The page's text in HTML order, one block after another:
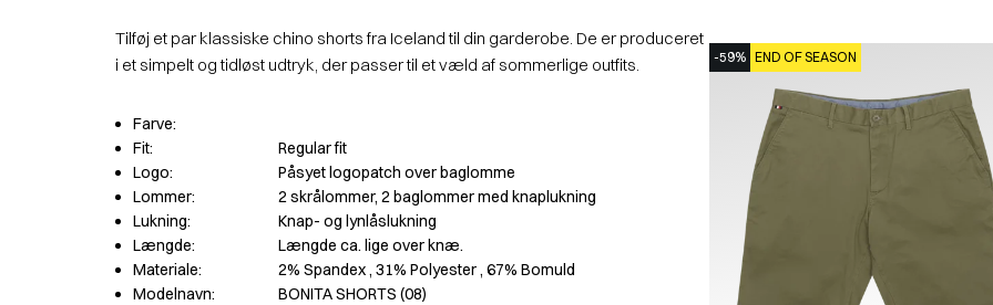
Tilføj et par klassiske chino shorts fra Iceland til din garderobe. De er produceret
i et simpelt og tidløst udtryk, der passer til et væld af sommerlige outfits.
Farve:
Fit:
Regular fit
Logo:
Påsyet logopatch over baglomme
Lommer:
2 skrålommer, 2 baglommer med knaplukning
Lukning:
Knap- og lynlåslukning
Længde:
Længde ca. lige over knæ.
Materiale:
2% Spandex, 31% Polyester, 67% Bomuld
Modelnavn:
BONITA SHORTS (08)
-59% END OF SEASON